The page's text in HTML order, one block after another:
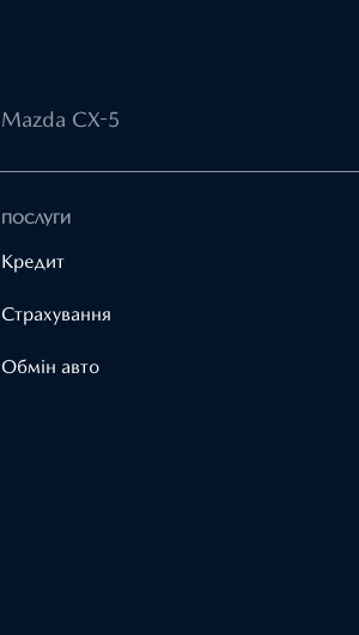
Mazda CX-5
ПОСЛУГИ
Кредит
Страхування
Обмін авто